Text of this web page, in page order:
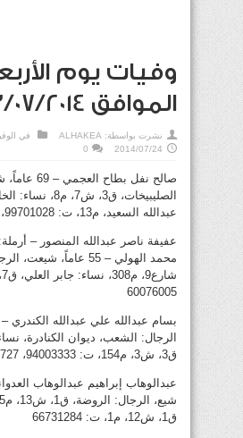
وفيات يوم
الموافق 23/07/2014
نشرت بواسطة: ALHAKEA في
2014/07/24
0
صالح نفل بطاح
عبدالله السعيد، م13، ت: 99701028، 99022967
عفيفة ناصر عبدالله المنصور –
60076005
الرجال: الشعب، ديوان الكنادرة،
ق3، ش3، م154، ت: 94003333، 55522727، 60088003
ق1، ش12، م1، ت: 66731284